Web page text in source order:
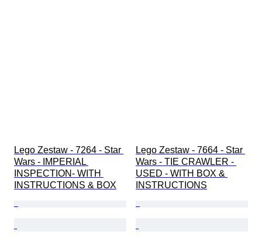
Lego Zestaw - 7264 - Star
Wars - IMPERIAL
INSPECTION- WITH
INSTRUCTIONS & BOX
Lego Zestaw - 7664 - Star
Wars - TIE CRAWLER -
USED - WITH BOX &
INSTRUCTIONS